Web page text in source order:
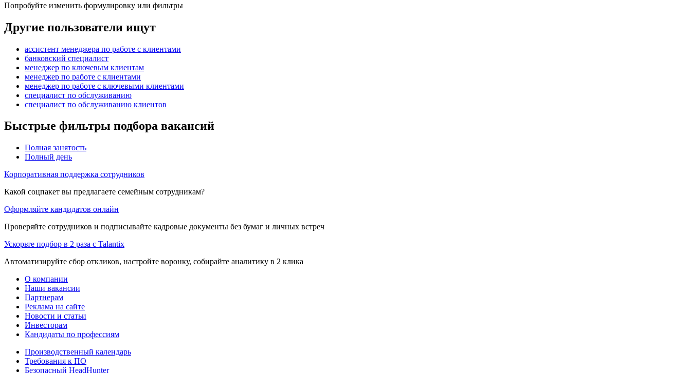
Попробуйте изменить формулировку или фильтры
Другие пользователи ищут
ассистент менеджера по работе с клиентами
банковский специалист
менеджер по ключевым клиентам
менеджер по работе с клиентами
менеджер по работе с ключевыми клиентами
специалист по обслуживанию
специалист по обслуживанию клиентов
Быстрые фильтры подбора вакансий
Полная занятость
Полный день
Корпоративная поддержка сотрудников
Какой соцпакет вы предлагаете семейным сотрудникам?
Оформляйте кандидатов онлайн
Проверяйте сотрудников и подписывайте кадровые документы без бумаг и личных встреч
Ускорьте подбор в 2 раза с Talantix
Автоматизируйте сбор откликов, настройте воронку, собирайте аналитику в 2 клика
О компании
Наши вакансии
Партнерам
Реклама на сайте
Новости и статьи
Инвесторам
Кандидаты по профессиям
Производственный календарь
Требования к ПО
Безопасный HeadHunter